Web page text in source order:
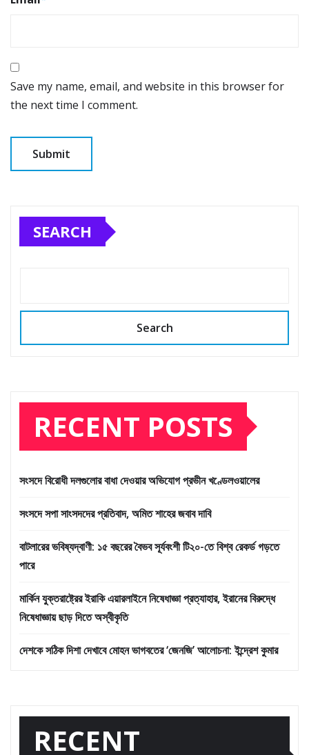
Save my name, email, and website in this browser for
the next time I comment.
SEARCH
Search
RECENT POSTS
সংসদে বিরোধী দলগুলোর বাধা দেওয়ার অভিযোগ প্রভীন খণ্ডেলওয়ালের
সংসদে সপা সাংসদদের প্রতিবাদ, অমিত শাহের জবাব দাবি
বাটলারের ভবিষ্যদ্বাণী: ১৫ বছরের বৈভব সূর্যবংশী টি২০-তে বিশ্ব রেকর্ড গড়তে
পারে
মার্কিন যুক্তরাষ্ট্রের ইরাকি এয়ারলাইনে নিষেধাজ্ঞা প্রত্যাহার, ইরানের বিরুদ্ধে
নিষেধাজ্ঞায় ছাড় দিতে অস্বীকৃতি
দেশকে সঠিক দিশা দেখাবে মোহন ভাগবতের ‘জেনজি’ আলোচনা: ইন্দ্রেশ কুমার
RECENT